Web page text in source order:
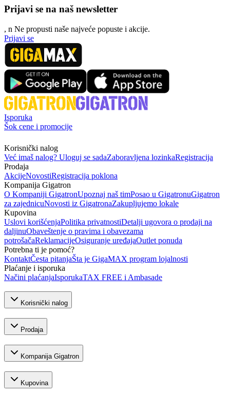
Prijavi se na naš newsletter
, n Ne propusti naše najveće popuste i akcije.
Prijavi se
Isporuka
Šok cene i promocije
Korisnički nalog
Već imaš nalog? Uloguj se sadaZaboravljena lozinkaRegistracija
Prodaja
AkcijeNovostiRegistracija poklona
Kompanija Gigatron
O Kompaniji GigatronUpoznaj naš timPosao u GigatronuGigatron
za zajednicuNovosti iz GigatronaZakupljujemo lokale
Kupovina
Uslovi korišćenjaPolitika privatnostiDetalji ugovora o prodaji na
daljinuObaveštenje o pravima i obavezama
potrošačaReklamacijeOsiguranje uređajaOutlet ponuda
Potrebna ti je pomoć?
KontaktČesta pitanjaŠta je GigaMAX program lojalnosti
Plaćanje i isporuka
Načini plaćanjaIsporukaTAX FREE i Ambasade
Korisnički nalog
Prodaja
Kompanija Gigatron
Kupovina